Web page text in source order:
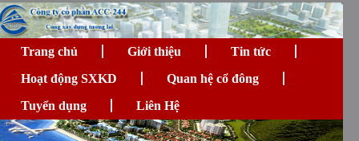
Trang chủ Giới thiệu
Tin tức
Hoạt động SXKD
Quan hệ cổ đông
Tuyển dụng
Liên Hệ